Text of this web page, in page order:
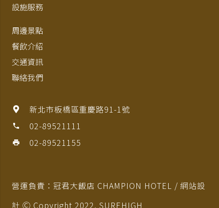
設施服務
周邊景點
餐飲介紹
交通資訊
聯絡我們
新北市板橋區重慶路91-1號
phone 02-89521111
print 02-89521155
營運負責：冠君大飯店 CHAMPION HOTEL / 網站設
計 Ⓒ Copyright 2022, SUREHIGH